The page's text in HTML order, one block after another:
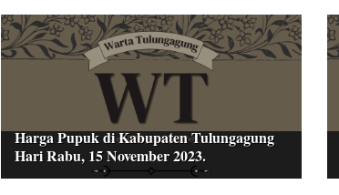
Harga Pupuk di Kabupaten Tulungagung
Hari Rabu, 15 November 2023.